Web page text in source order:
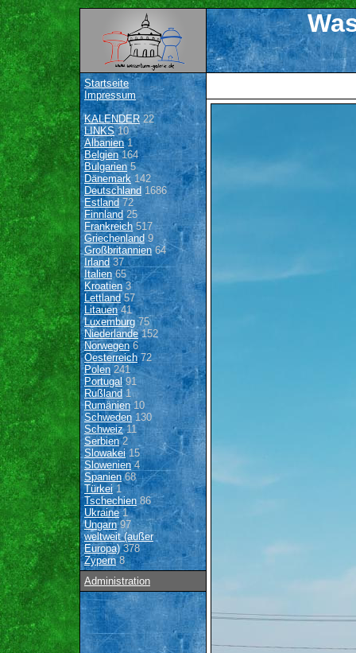
Startseite
Impressum
KALENDER22
LINKS10
Albanien1
Belgien164
Bulgarien 5
Dänemark142
Deutschland 1686
Estland 72
Finnland 25
Frankreich517
Griechenland9
Großbritannien64
Irland 37
Italien65
Kroatien3
Lettland57
Litauen41
Luxemburg 75
Niederlande152
Norwegen6
Oesterreich72
Polen 241
Portugal91
Rußland 1
Rumänien10
Schweden 130
Schweiz11
Serbien2
Slowakei15
Slowenien4
Spanien68
Türkei1
Tschechien 86
Ukraine1
Ungarn97
weltweit (außer
Europa)378
Zypern8
Administration